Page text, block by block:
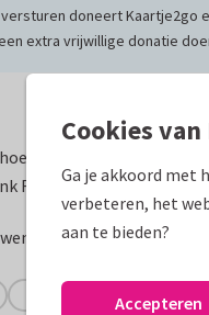
doneert Kaartje2go
extra vrijwillige donatie
niet altijd, andere
Ribbon.
aan te passen
Sterkte en medeleven
Cookies
Ga je akkoord met
verbeteren, het
aan te bieden?
Accepteren